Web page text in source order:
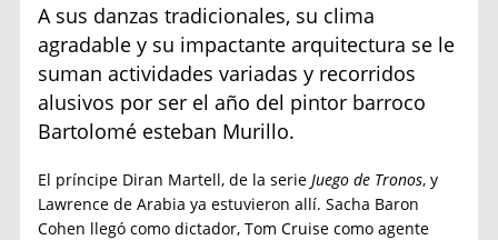
A sus danzas tradicionales, su clima
agradable y su impactante arquitectura se le
suman actividades variadas y recorridos
alusivos por ser el año del pintor barroco
Bartolomé esteban Murillo.
El príncipe Diran Martell, de la serieJuego de Tronos, y
Lawrence de Arabia ya estuvieron allí. Sacha Baron
Cohen llegó como dictador, Tom Cruise como agente